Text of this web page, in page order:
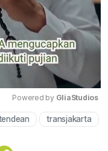
Mute
Powered by GliaStudios
transjakarta